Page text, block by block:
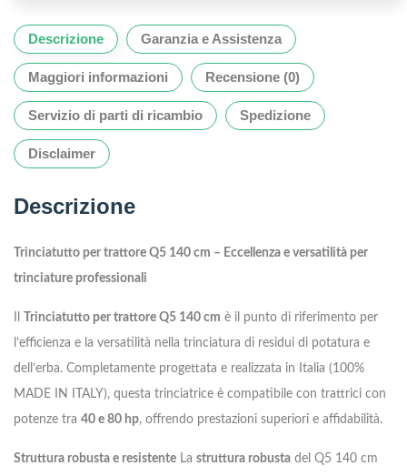
Descrizione Garanzia e Assistenza
Maggiori informazioni Recensione (0)
Servizio di parti di ricambio Spedizione
Disclaimer
Descrizione
Trinciatutto per trattore Q5 140 cm – Eccellenza e versatilità per
trinciature professionali
Trinciatutto per trattore Q5 140 cm è il punto di riferimento per
l’efficienza e la versatilità nella trinciatura di residui di potatura e
dell’erba. Completamente progettata e realizzata in Italia (100%
MADE IN ITALY), questa trinciatrice è compatibile con trattrici con
potenze tra 40 e 80 hp, offrendo prestazioni superiori e affidabilità.
Struttura robusta e resistente La struttura robusta del Q5 140 cm